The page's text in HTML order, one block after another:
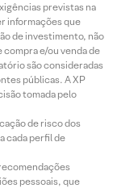
previstas na
informações que
de investimento, não
e/ou venda de
são consideradas
públicas. A XP
tomada pelo
de risco dos
cada perfil de
pessoais, que